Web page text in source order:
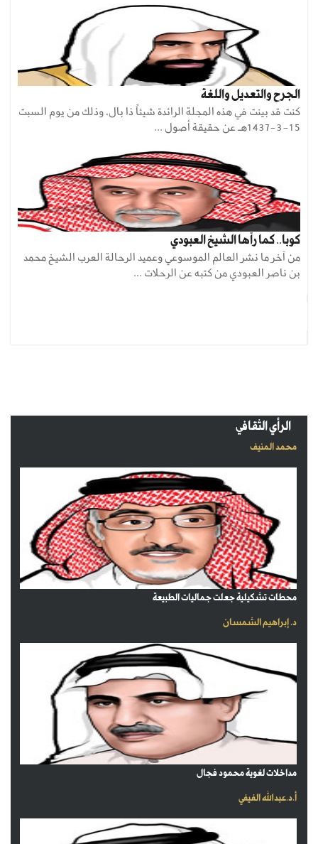
الجرح والتعديل واللغة
كنت قد بينت في هذه المجلة الرائدة شيئاً ذا بال، وذلك من يوم السبت
15-3-1437هـ عن حقيقة أصول ...
كوبا.. كما رآها الشيخ العبودي
من آخر ما نشر العالم الموسوعي وعميد الرحالة العرب الشيخ محمد
بن ناصر العبودي من كتبه عن الرحلات ...
الرأي الثقافي
محمد المنيف
محطات تشكيلية جعلت جماليات الطبيعة
د. إبراهيم الشمسان
مداخلات لغوية محمود فجال
أ.د.عبدالله الفيفي